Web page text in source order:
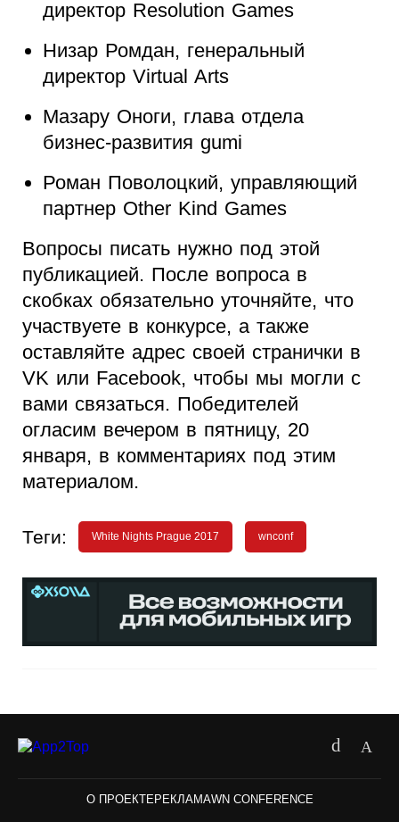
директор Resolution Games
Низар Ромдан, генеральный
директор Virtual Arts
Мазару Оноги, глава отдела
бизнес-развития gumi
Роман Поволоцкий, управляющий
партнер Other Kind Games
Вопросы писать нужно под этой
публикацией. После вопроса в
скобках обязательно уточняйте, что
участвуете в конкурсе, а также
оставляйте адрес своей странички в
VK или Facebook, чтобы мы могли с
вами связаться. Победителей
огласим вечером в пятницу, 20
января, в комментариях под этим
материалом.
Теги: White Nights Prague 2017 wnconf
О ПРОЕКТЕ РЕКЛАМАWN CONFERENCE